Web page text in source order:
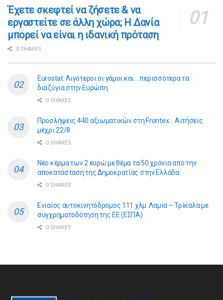
​​Έχετε σκεφτεί να ζήσετε & να
εργαστείτε σε άλλη χώρα; Η Δανία
μπορεί να είναι η ιδανική πρόταση
0 SHARES
Eurostat: Λιγότεροι οι γάμοι και… περισσότερα τα
διαζύγια στην Ευρώπη
0 SHARES
Προσλήψεις 440 αξιωματικών στη Frontex… Αιτήσεις
μέχρι 22/8
0 SHARES
Νέο κέρμα των 2 ευρώ με θέμα τα 50 χρόνια από την
αποκατάσταση της Δημοκρατίας στην Ελλάδα
0 SHARES
Ενιαίος αυτοκινητόδρομος 111 χλμ. Λαμία – Τρίκαλα με
συγχρηματοδότηση της ΕE (ΕΣΠΑ)
0 SHARES